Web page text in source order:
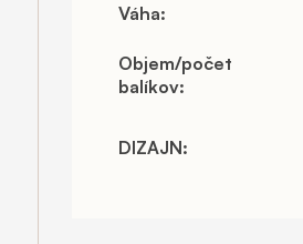
Váha:
Objem/počet
balíkov:
DIZAJN: